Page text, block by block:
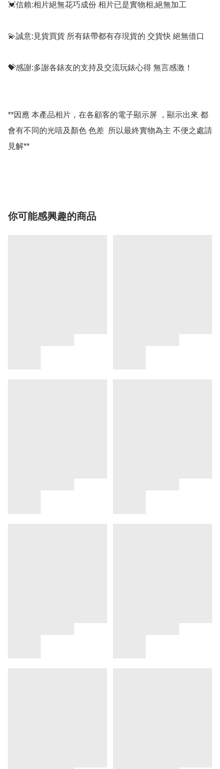
💓信賴:相片絕無花巧成份 相片已是實物相,絕無加工
💫誠意:見貨買貨 所有錶帶都有存現貨的 交貨快 絕無借口
💝感謝:多謝各錶友的支持及交流玩錶心得 無言感激！
**因應 本產品相片，在各顧客的電子顯示屏 ，顯示出來 都
會有不同的光喑及顏色 色差  所以最終實物為主 不便之處請
見解**
你可能感興趣的商品